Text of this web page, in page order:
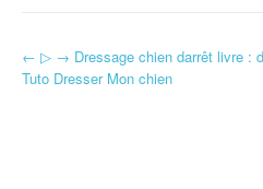
Navigation d'article
← ▷ → Dressage chien darrêt livre :
Tuto Dresser Mon chien